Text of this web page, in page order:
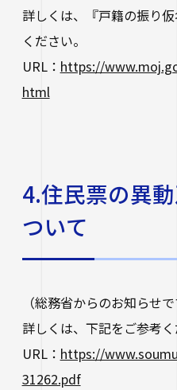
詳しくは、『戸籍の振り
ください。
URL： https://
html
4.住民票の異
ついて
（総務省からのお知らせで
詳しくは、下記をご参考く
URL： https://
31262.pdf